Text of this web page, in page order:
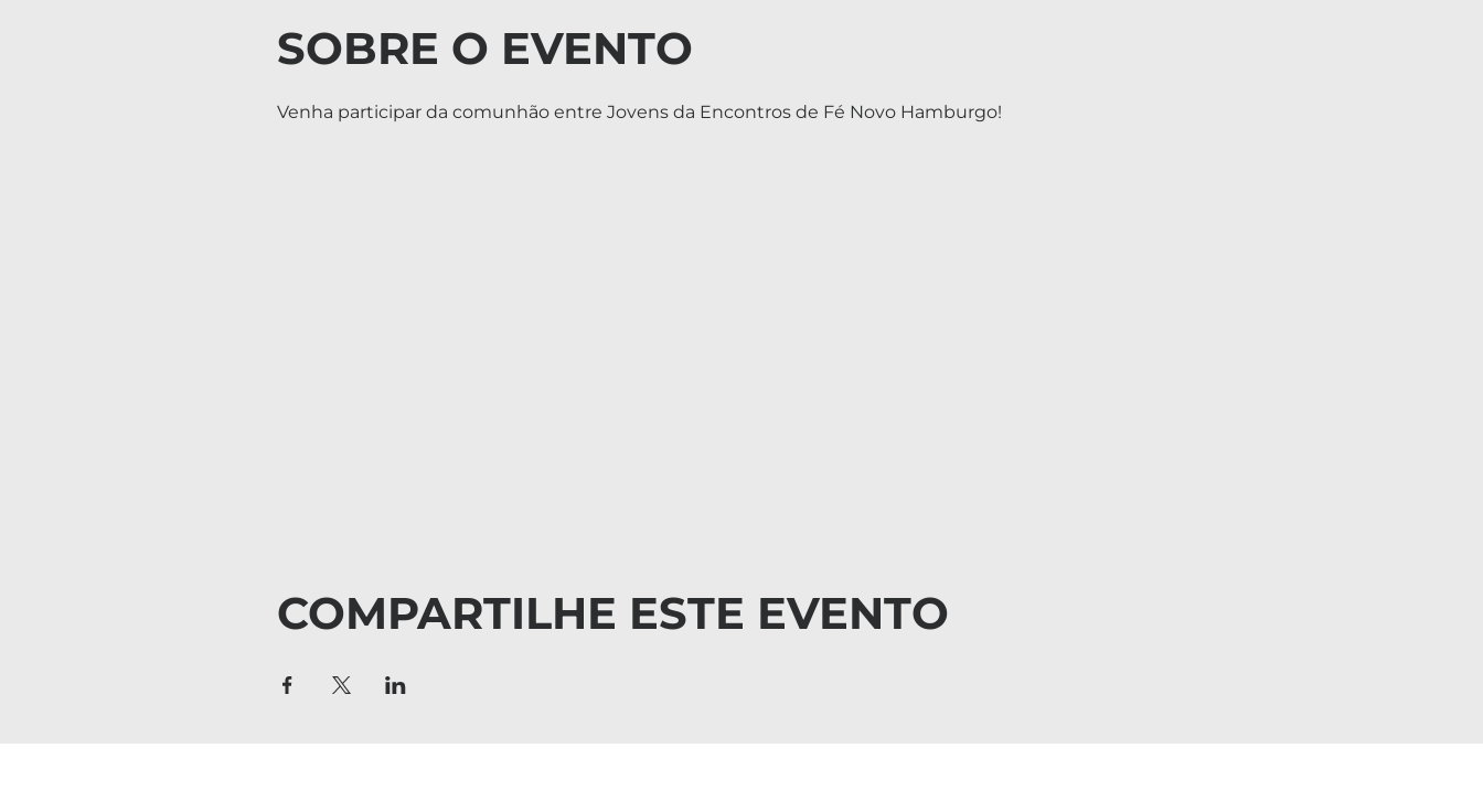
SOBRE O EVENTO
Venha participar da comunhão entre Jovens da Encontros de Fé Novo Hamburgo!
COMPARTILHE ESTE EVENTO